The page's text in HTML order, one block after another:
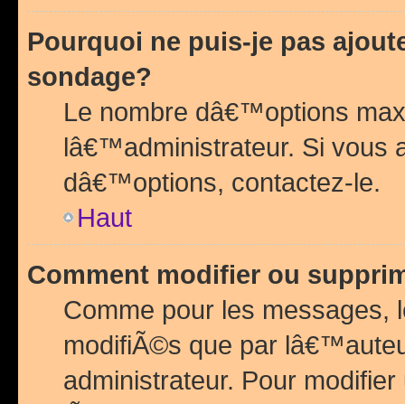
Pourquoi ne puis-je pas
sondage?
Le nombre dâ€™options
lâ€™administrateur. Si vous
dâ€™options, contactez-le.
Haut
Comment modifier ou
Comme pour les messages,
modifiÃ©s que par
administrateur. Pour